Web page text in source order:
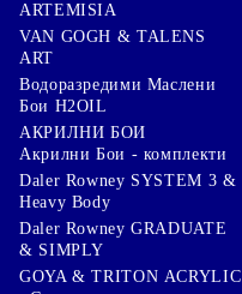
ARTEMISIA
VAN GOGH & TALENS
ART
Водоразредими Маслени
Бои H2OIL
АКРИЛНИ БОИ
Акрилни Бои - комплекти
Daler Rowney SYSTEM 3 &
Heavy Body
Daler Rowney GRADUATE
& SIMPLY
GOYA & TRITON АCRYLIC